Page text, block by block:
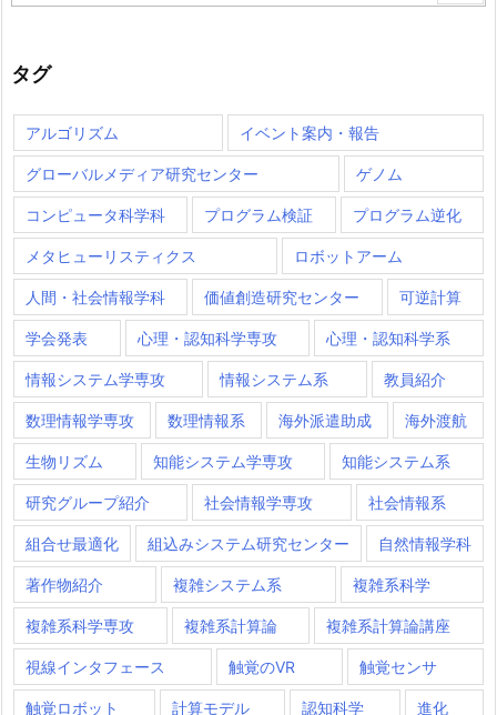
タグ
アルゴリズム イベント案内・報告
グローバルメディア研究センター ゲノム
コンピュータ科学科 プログラム検証 プログラム逆化
メタヒューリスティクス ロボットアーム
人間・社会情報学科 価値創造研究センター 可逆計算
学会発表 心理・認知科学専攻 心理・認知科学系
情報システム学専攻 情報システム系 教員紹介
数理情報学専攻 数理情報系 海外派遣助成 海外渡航
生物リズム 知能システム学専攻 知能システム系
研究グループ紹介 社会情報学専攻 社会情報系
組合せ最適化 組込みシステム研究センター 自然情報学科
著作物紹介 複雑システム系 複雑系科学
複雑系科学専攻 複雑系計算論 複雑系計算論講座
視線インタフェース 触覚のVR 触覚センサ
触覚ロボット 計算モデル 認知科学 進化